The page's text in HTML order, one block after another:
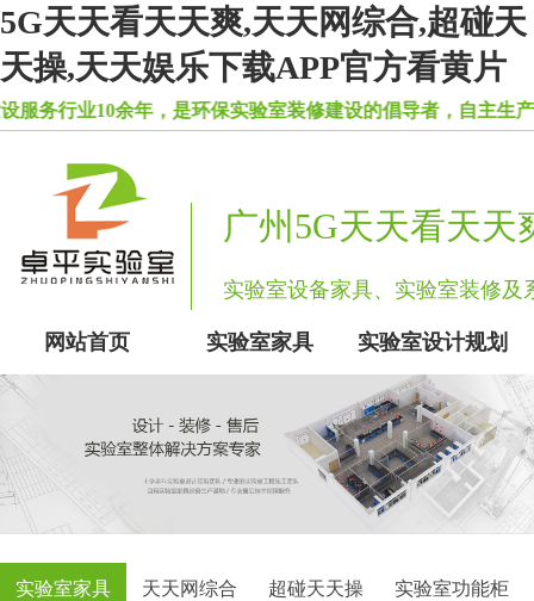
5G天天看天天爽,天天网综合,超碰天
天操,天天娱乐下载APP官方看黄片
余年，是环保实验室装修建设的倡导者，自主生产实验室
广州5G天天看天
实验室设备家具、实验室装修
网站首页 实验室家具 实验室设计规划
实验室家具 天天网综合 超碰天天操 实验室功能柜